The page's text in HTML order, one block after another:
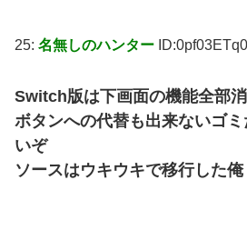
25: 名無しのハンター ID:0pf03ETq0
Switch版は下画面の機能全部
ボタンへの代替も出来ないゴ
いぞ
ソースはウキウキで移行した俺